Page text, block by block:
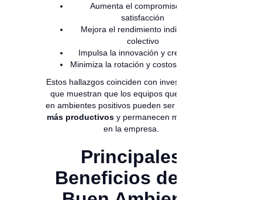
Aumenta el compromiso y la
satisfacción
Mejora el rendimiento individual y
colectivo
Impulsa la innovación y creatividad
Minimiza la rotación y costos derivados
Estos hallazgos coinciden con investigaciones
que muestran que los equipos que trabajan
en ambientes positivos pueden ser hasta
más productivos y permanecen más tiempo
en la empresa.
Principales
Beneficios de un